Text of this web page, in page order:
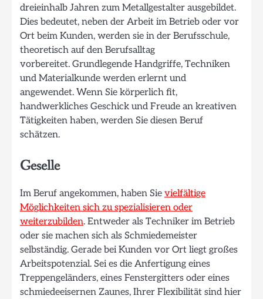
dreieinhalb Jahren zum Metallgestalter ausgebildet.
Dies bedeutet, neben der Arbeit im Betrieb oder vor
Ort beim Kunden, werden sie in der Berufsschule,
theoretisch auf den Berufsalltag
vorbereitet. Grundlegende Handgriffe, Techniken
und Materialkunde werden erlernt und
angewendet. Wenn Sie körperlich fit,
handwerkliches Geschick und Freude an kreativen
Tätigkeiten haben, werden Sie diesen Beruf
schätzen.
Geselle
Im Beruf angekommen, haben Sie vielfältige
Möglichkeiten sich zu spezialisieren oder
weiterzubilden. Entweder als Techniker im Betrieb
oder sie machen sich als Schmiedemeister
selbständig. Gerade bei Kunden vor Ort liegt großes
Arbeitspotenzial. Sei es die Anfertigung eines
Treppengeländers, eines Fenstergitters oder eines
schmiedeeisernen Zaunes, Ihrer Flexibilität sind hier